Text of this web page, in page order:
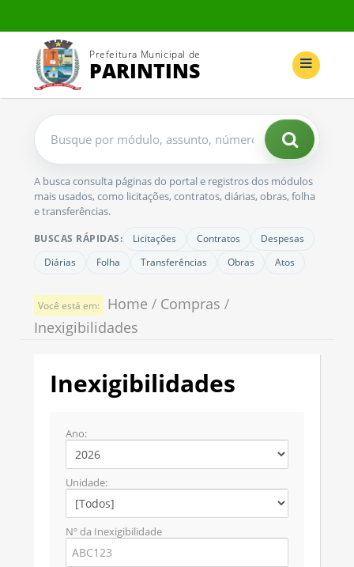
Prefeitura Municipal de
PARINTINS
Buscar
no
A busca consulta páginas do portal e registros dos módulos
mais usados, como licitações, contratos, diárias, obras, folha
e transferências.
BUSCAS RÁPIDAS: Licitações Contratos
Despesas
Diárias
Folha Transferências Obras Atos
Você está em: Home / Compras /
Inexigibilidades
Inexigibilidades
Ano:
Unidade:
Nº da Inexigibilidade